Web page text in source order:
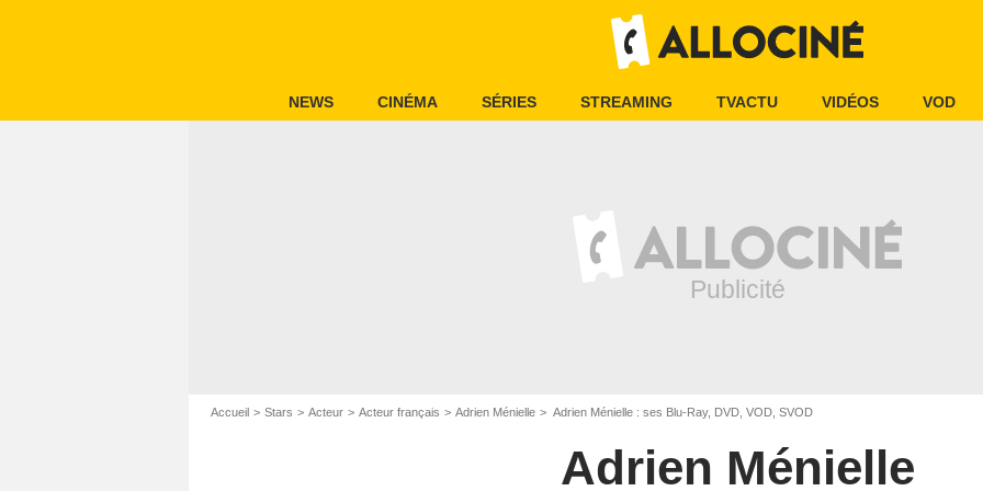
NEWS CINÉMA SÉRIES STREAMING TVACTU VIDÉOS VOD
Accueil Stars Acteur Acteur français Adrien Ménielle Adrien Ménielle : ses Blu-Ray, DVD, VOD, SVOD
Adrien Ménielle